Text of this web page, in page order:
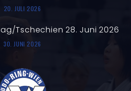
20. JULI 2026
Tschechien 28. Juni 2026
30. JUNI 2026